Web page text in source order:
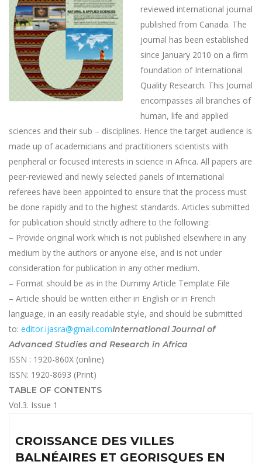
reviewed international journal
published from Canada. The
journal has been established
since January 2010 on a firm
foundation of International
Quality Research. This Journal
encompasses all branches of
human, life and applied
sciences and their sub – disciplines. Hence the target audience is
made up of academicians and practitioners scientists with
peripheral or focused interests in science in Africa. All papers are
peer-reviewed and newly selected panels of international
referees have been appointed to ensure that the process must
be done rapidly and to the highest standards. Articles submitted
for publication should strictly adhere to the following:
– Provide original work which is not published elsewhere in any
medium by the authors or anyone else, and is not under
consideration for publication in any other medium.
– Format should be as in the Dummy Article Template File
– Article should be written either in English or in French
language, in an easily readable style, and should be submitted
to: editor.ijasra@gmail.comInternational Journal of
Advanced Studies and Research in Africa
ISSN : 1920-860X (online)
ISSN: 1920-8693 (Print)
TABLE OF CONTENTS
Vol.3. Issue 1
CROISSANCE DES VILLES
BALNÉAIRES ET GEORISQUES EN